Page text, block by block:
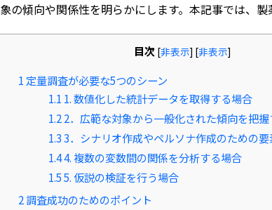
象の傾向や関係性を明らかにします。本記事では、
目次 [非表示] [非表示]
1 定量調査が必要な5つのシーン
1.1 1. 数値化した統計データを取得する場合
1.22．広範な対象から一般化された傾向を把
1.33．シナリオ作成やペルソナ作成のための
1.44. 複数の変数間の関係を分析する場合
1.55. 仮説の検証を行う場合
2調査成功のためのポイント